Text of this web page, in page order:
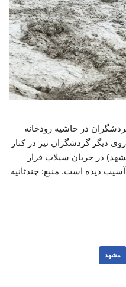
جریان آب ۲ خودرو گردشگران در حاشیه رودخانه
دیگر گردشگران نیز در کنار
در جریان سیلاب قرار
مشهد